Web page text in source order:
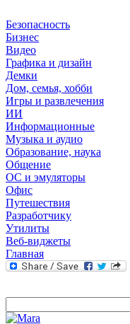
Безопасность
Бизнес
Видео
Графика и дизайн
Демки
Дом, семья, хобби
Игры и развлечения
ИИ
Информационные
Музыка и аудио
Образование, наука
Общение
ОС и эмуляторы
Офис
Путешествия
Разработчику
Утилиты
Веб-виджеты
Главная